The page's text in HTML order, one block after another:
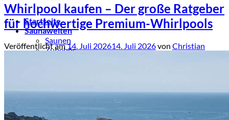
Startseite
Saunawelten
Saunen
Zubehör
Beauty & Spa
Living Accessoires
Kontakt
Whirlpool kaufen – Der große Ratgeber
für hochwertige Premium-Whirlpools
Veröffentlicht am14. Juli 202614. Juli 2026von Christian